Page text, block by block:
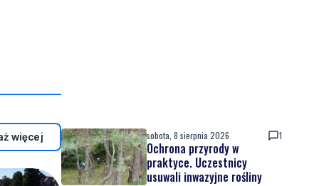
więcej sobota, 8 sierpnia 2026 1
Ochrona przyrody w
praktyce. Uczestnicy
usuwali inwazyjne rośliny